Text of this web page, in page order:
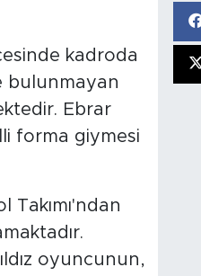
kadroda
bulunmayan
Ebrar
forma giymesi
oyuncunun,